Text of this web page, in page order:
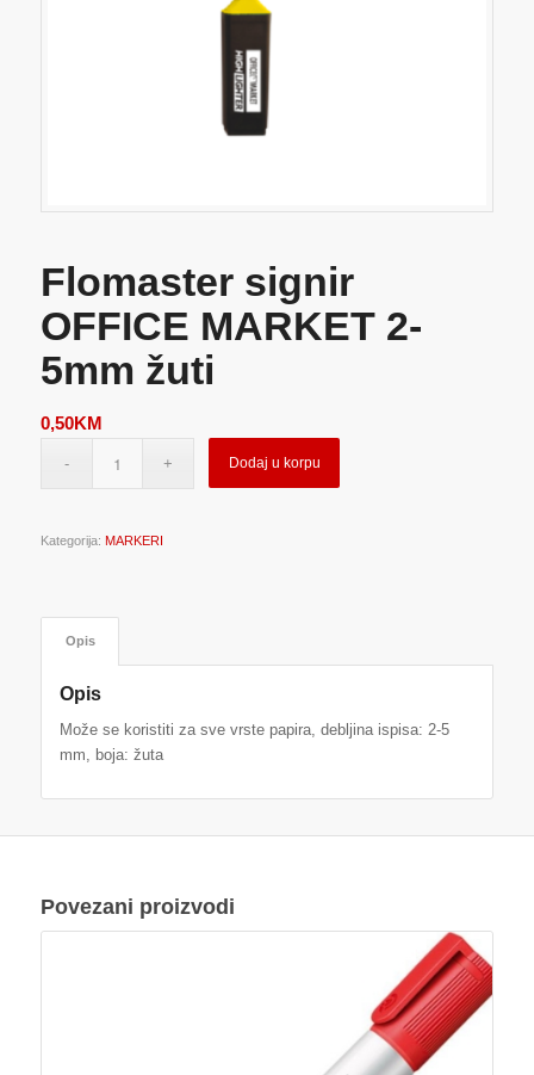
Flomaster signir
OFFICE MARKET 2-
5mm žuti
0,50KM
Dodaj u korpu
Kategorija: MARKERI
Opis
Opis
Može se koristiti za sve vrste papira, debljina ispisa: 2-5
mm, boja: žuta
Povezani proizvodi